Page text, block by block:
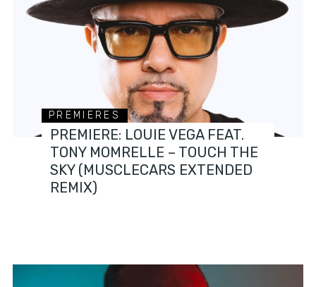
PREMIERES
PREMIERE: LOUIE VEGA FEAT.
TONY MOMRELLE – TOUCH THE
SKY (MUSCLECARS EXTENDED
REMIX)